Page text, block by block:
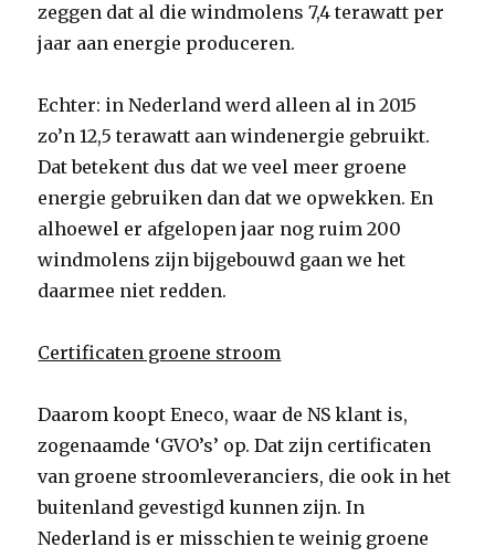
zeggen dat al die windmolens 7,4 terawatt per
jaar aan energie produceren.
Echter: in Nederland werd alleen al in 2015
zo’n 12,5 terawatt aan windenergie gebruikt.
Dat betekent dus dat we veel meer groene
energie gebruiken dan dat we opwekken. En
alhoewel er afgelopen jaar nog ruim 200
windmolens zijn bijgebouwd gaan we het
daarmee niet redden.
Certificaten groene stroom
Daarom koopt Eneco, waar de NS klant is,
zogenaamde ‘GVO’s’ op. Dat zijn certificaten
van groene stroomleveranciers, die ook in het
buitenland gevestigd kunnen zijn. In
Nederland is er misschien te weinig groene